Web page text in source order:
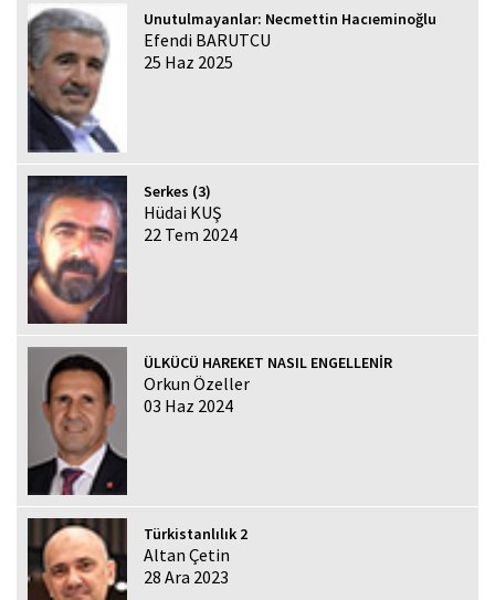
Unutulmayanlar: Necmettin Hacıeminoğlu
Efendi BARUTCU
25 Haz 2025
Serkes (3)
Hüdai KUŞ
22 Tem 2024
ÜLKÜCÜ HAREKET NASIL ENGELLENİR
Orkun Özeller
03 Haz 2024
Türkistanlılık 2
Altan Çetin
28 Ara 2023